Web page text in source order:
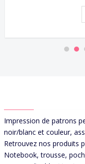
Impression de patrons
noir/blanc et couleur,
Retrouvez nos produits
Notebook, trousse,